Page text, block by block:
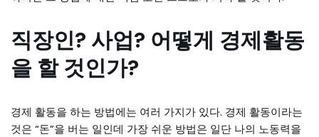
직장인? 사업? 어떻게 경제활동
을 할 것인가?
경제 활동을 하는 방법에는 여러 가지가 있다. 경제 활동이라는
것은 “돈”을 버는 일인데 가장 쉬운 방법은 일단 나의 노동력을